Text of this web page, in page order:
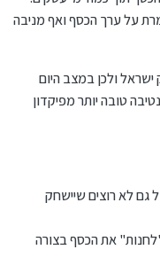
על ערך הכסף ואף מניבה
ולכן במצב היום
טובה יותר מפיקדון
גם לא רוצים שיישחק
את הכסף בצורה